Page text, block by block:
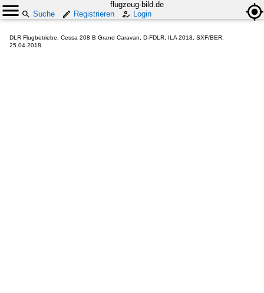
flugzeug-bild.de
Suche
Registrieren Login
DLR Flugbetriebe, Cessa 208 B Grand Caravan, D-FDLR, ILA 2018, SXF/BER,
25.04.2018